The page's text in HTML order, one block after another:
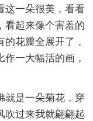
这一朵很美，看看
看起来像个害羞的
花瓣全展开了，
一大幅活的画，
就是一朵菊花，穿
吹过来我就翩翩起